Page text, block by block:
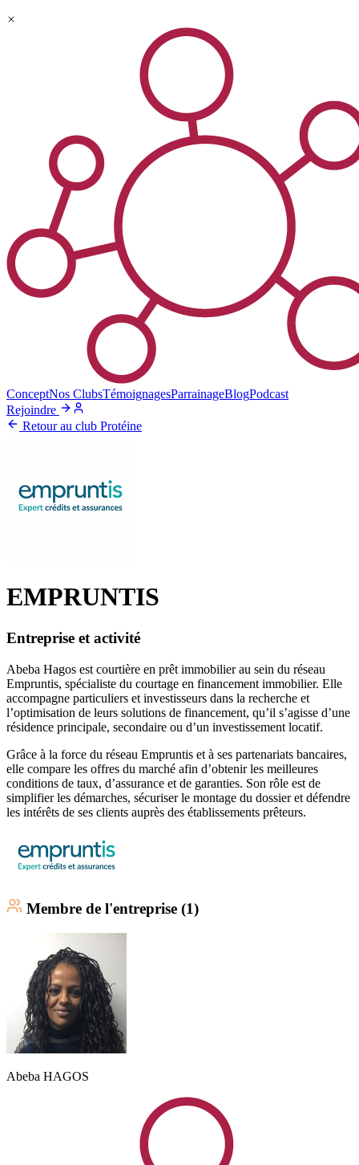
ConceptNos ClubsTémoignagesParrainageBlogPodcast
Rejoindre
Retour au club Protéine
EMPRUNTIS
Entreprise et activité
Abeba Hagos est courtière en prêt immobilier au sein du réseau
Empruntis, spécialiste du courtage en financement immobilier. Elle
accompagne particuliers et investisseurs dans la recherche et
l’optimisation de leurs solutions de financement, qu’il s’agisse d’une
résidence principale, secondaire ou d’un investissement locatif.
Grâce à la force du réseau Empruntis et à ses partenariats bancaires,
elle compare les offres du marché afin d’obtenir les meilleures
conditions de taux, d’assurance et de garanties. Son rôle est de
simplifier les démarches, sécuriser le montage du dossier et défendre
les intérêts de ses clients auprès des établissements prêteurs.
Membre de l'entreprise (1)
Abeba HAGOS